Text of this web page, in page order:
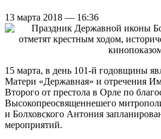
13 марта 2018 — 16:36
15 марта, в день 101-й годовщины
Матери «Державная» и отречения
Второго от престола в Орле по
Высокопреосвященнешего
и Болховского Антония
мероприятий.